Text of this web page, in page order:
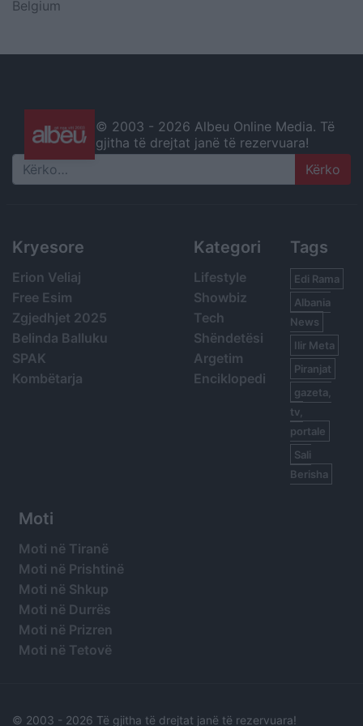
Belgium
© 2003 - 2026 Albeu Online Media. Të
gjitha të drejtat janë të rezervuara!
Search
Kryesore
Erion Veliaj
Free Esim
Zgjedhjet 2025
Belinda Balluku
SPAK
Kombëtarja
Kategori
Lifestyle
Showbiz
Tech
Shëndetësi
Argetim
Enciklopedi
Tags
Edi Rama
Albania
News
Ilir Meta
Piranjat
gazeta,
tv,
portale
Sali
Berisha
Moti
Moti në Tiranë
Moti në Prishtinë
Moti në Shkup
Moti në Durrës
Moti në Prizren
Moti në Tetovë
© 2003 - 2026 Të gjitha të drejtat janë të rezervuara!